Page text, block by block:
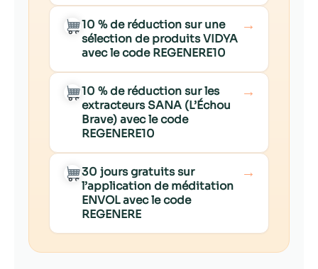
10 % de réduction sur une
sélection de produits VIDYA
avec le code REGENERE10
→
10 % de réduction sur les
extracteurs SANA (L’Échou
Brave) avec le code
REGENERE10
→
30 jours gratuits sur
l’application de méditation
ENVOL avec le code
REGENERE
→